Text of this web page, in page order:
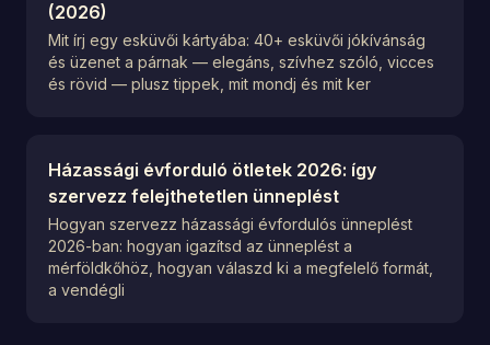
(2026)
Mit írj egy esküvői kártyába: 40+ esküvői jókívánság
és üzenet a párnak — elegáns, szívhez szóló, vicces
és rövid — plusz tippek, mit mondj és mit ker
Házassági évforduló ötletek 2026: így
szervezz felejthetetlen ünneplést
Hogyan szervezz házassági évfordulós ünneplést
2026-ban: hogyan igazítsd az ünneplést a
mérföldkőhöz, hogyan válaszd ki a megfelelő formát,
a vendégli